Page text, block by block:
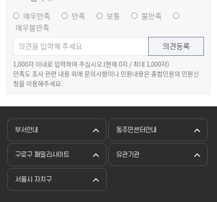
매우만족
만족 보통
불만족
매우불만족
1,000자 이내로 입력하여 주십시오.(현재 0자 / 최대 1,000자)
만족도 조사 관련 내용 외에 문의사항이나 민원내용은 종합민원의 민원신
청을 이용해주세요.
부서안내 동주민센터안내
구로구 패밀리사이트 유관기관
서울시 자치구